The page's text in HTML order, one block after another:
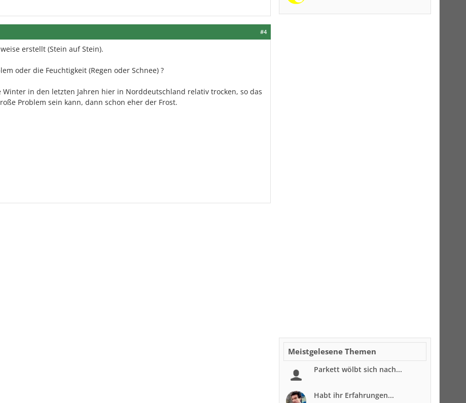
#4
erstellt (Stein auf Stein).
oder die Feuchtigkeit (Regen oder Schnee) ?
Winter in den letzten Jahren hier in Norddeutschland relativ trocken, so das
Problem sein kann, dann schon eher der Frost.
Meistgelesene Themen
Parkett wölbt sich nach...
Habt ihr Erfahrungen...